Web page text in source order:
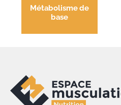
Métabolisme de
base